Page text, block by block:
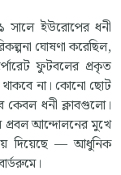
সালে ইউরোপের ধনী
ঘোষণা করেছিল,
ফুটবলের প্রকৃত
থাকবে না। কোনো ছোট
কেবল ধনী ক্লাবগুলো।
প্রবল আন্দোলনের মুখে
দিয়েছে — আধুনিক